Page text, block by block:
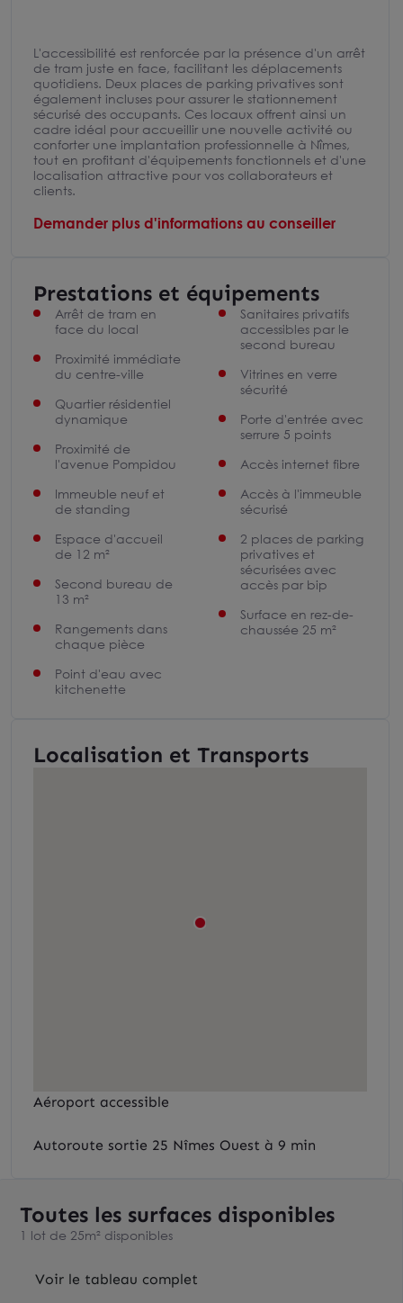
L'accessibilité est renforcée par la présence d'un arrêt
de tram juste en face, facilitant les déplacements
quotidiens. Deux places de parking privatives sont
également incluses pour assurer le stationnement
sécurisé des occupants. Ces locaux offrent ainsi un
cadre idéal pour accueillir une nouvelle activité ou
conforter une implantation professionnelle à Nîmes,
tout en profitant d'équipements fonctionnels et d'une
localisation attractive pour vos collaborateurs et
clients.
Demander plus d'informations au conseiller
Prestations et équipements
Arrêt de tram en
face du local
Proximité immédiate
du centre-ville
Quartier résidentiel
dynamique
Proximité de
l'avenue Pompidou
Immeuble neuf et
de standing
Espace d'accueil
de 12 m²
Second bureau de
13 m²
Rangements dans
chaque pièce
Point d'eau avec
kitchenette
Sanitaires privatifs
accessibles par le
second bureau
Vitrines en verre
sécurité
Porte d'entrée avec
serrure 5 points
Accès internet fibre
Accès à l'immeuble
sécurisé
2 places de parking
privatives et
sécurisées avec
accès par bip
Surface en rez-de-
chaussée 25 m²
Localisation et Transports
Aéroport accessible
Autoroute sortie 25 Nîmes Ouest à 9 min
Toutes les surfaces disponibles
1 lot de 25m² disponibles
Voir le tableau complet